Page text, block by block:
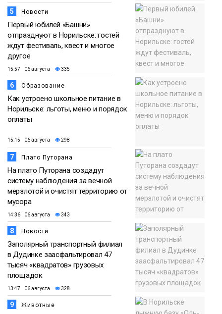
5 Новости
Первый юбилей «Башни»
отпразднуют в Норильске: гостей
ждут фестиваль, квест и многое
другое
15:57 06 августа 335
6 Образование
Как устроено школьное питание в
Норильске: льготы, меню и порядок
оплаты
15:15 06 августа 298
7 Плато Путорана
На плато Путорана создадут
систему наблюдения за вечной
мерзлотой и очистят территорию от
мусора
14:36 06 августа 343
8 Новости
Заполярный транспортный филиал
в Дудинке заасфальтировал 47
тысяч «квадратов» грузовых
площадок
13:47 06 августа 328
9 Животные